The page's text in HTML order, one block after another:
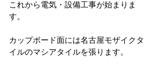
これから電気・設備工事が始まりま
す。
カップボード面には名古屋モザイクタ
イルのマシアタイルを張ります。